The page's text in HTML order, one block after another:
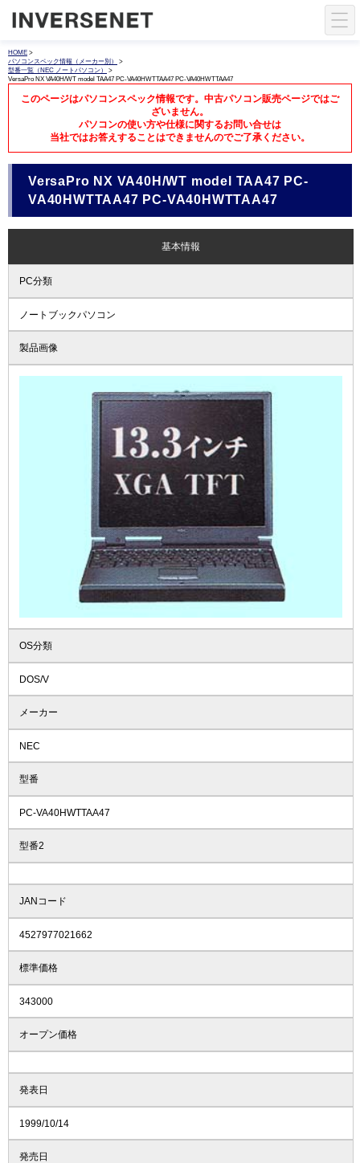
HOME >
パソコンスペック情報（メーカー別）
>
型番一覧（NEC ノートパソコン）
>
VersaPro NX VA40H/WT model TAA47 PC-VA40HWTTAA47 PC-VA40HWTTAA47
このページはパソコンスペック情報です。中古パソコン販売ページではご
ざいません。
パソコンの使い方や仕様に関するお問い合せは
当社ではお答えすることはできませんのでご了承ください。
VersaPro NX VA40H/WT model TAA47 PC-
VA40HWTTAA47 PC-VA40HWTTAA47
基本情報
PC分類
ノートブックパソコン
製品画像
OS分類
DOS/V
メーカー
NEC
型番
PC-VA40HWTTAA47
型番2
JANコード
4527977021662
標準価格
343000
オープン価格
発表日
1999/10/14
発売日